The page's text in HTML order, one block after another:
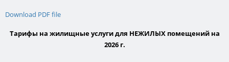
Download PDF file
Тарифы на жилищные услуги для НЕЖИЛЫХ помещений на
2026 г.